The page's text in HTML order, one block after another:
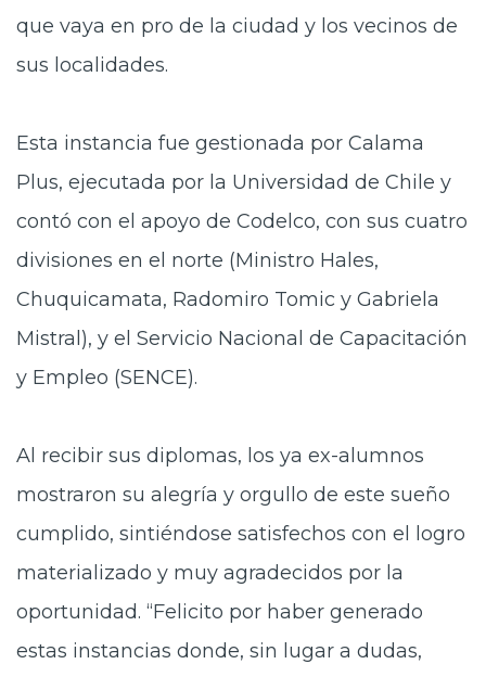
que vaya en pro de la ciudad y los vecinos de
sus localidades.
Esta instancia fue gestionada por Calama
Plus, ejecutada por la Universidad de Chile y
contó con el apoyo de Codelco, con sus cuatro
divisiones en el norte (Ministro Hales,
Chuquicamata, Radomiro Tomic y Gabriela
Mistral), y el Servicio Nacional de Capacitación
y Empleo (SENCE).
Al recibir sus diplomas, los ya ex-alumnos
mostraron su alegría y orgullo de este sueño
cumplido, sintiéndose satisfechos con el logro
materializado y muy agradecidos por la
oportunidad. “Felicito por haber generado
estas instancias donde, sin lugar a dudas,